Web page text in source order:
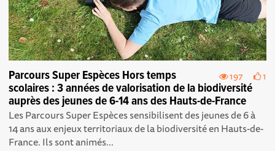
197 1
Parcours Super Espèces Hors temps
scolaires : 3 années de valorisation de la biodiversité
auprès des jeunes de 6-14 ans des Hauts-de-France
Les Parcours Super Espèces sensibilisent des jeunes de 6 à
14 ans aux enjeux territoriaux de la biodiversité en Hauts-de-
France. Ils sont animés...